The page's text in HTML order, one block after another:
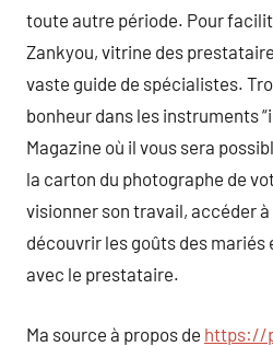
toute autre période. Pour
Zankyou, vitrine des
vaste guide de spécialistes.
bonheur dans les instruments
Magazine où il vous sera
la carton du photographe de
visionner son travail, accéder
découvrir les goûts des
avec le prestataire.
Ma source à propos de https://